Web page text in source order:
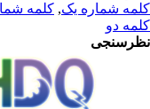
شماره یک,کلمه
دو